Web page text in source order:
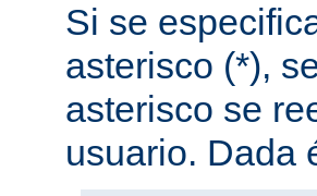
Si se
asterisco (*),
asterisco se
usuario. Dada